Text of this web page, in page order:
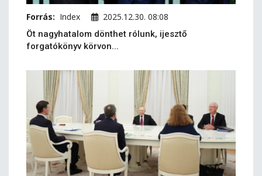
Forrás: Index 2025.12.30. 08:08
Öt nagyhatalom dönthet rólunk, ijesztő
forgatókönyv körvon...